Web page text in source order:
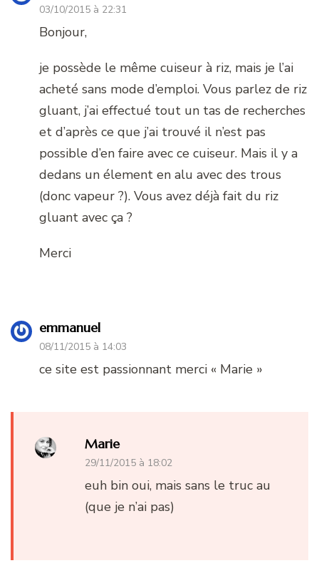
03/10/2015 à 22:31
Bonjour,
je possède le même cuiseur à riz, mais je l’ai
acheté sans mode d’emploi. Vous parlez de riz
gluant, j’ai effectué tout un tas de recherches
et d’après ce que j’ai trouvé il n’est pas
possible d’en faire avec ce cuiseur. Mais il y a
dedans un élement en alu avec des trous
(donc vapeur ?). Vous avez déjà fait du riz
gluant avec ça ?
Merci
emmanuel
08/11/2015 à 14:03
ce site est passionnant merci « Marie »
Marie
29/11/2015 à 18:02
euh bin oui, mais sans le truc au
(que je n’ai pas)